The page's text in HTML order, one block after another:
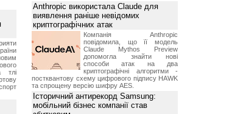
тлі
Anthropic використала Claude для
виявлення раніше невідомих
криптографічних атак
Компанія Anthropic
повідомила, що її модель
Claude Mythos Preview
допомогла знайти нові
способи атак на два
криптографічні алгоритми -
постквантову схему цифрового підпису HAWK
та спрощену версію шифру AES.
Історичний антирекорд Samsung:
мобільний бізнес компанії став